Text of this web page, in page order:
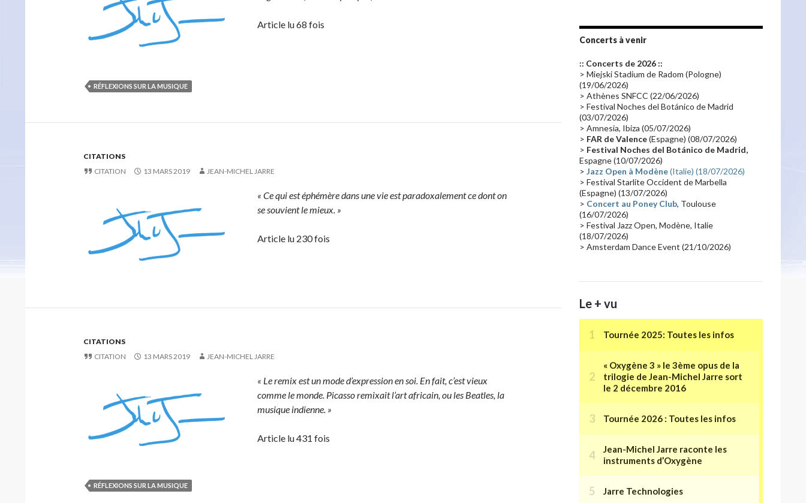
Article lu 68 fois
RÉFLEXIONS SUR LA MUSIQUE
CITATIONS
CITATION
13 MARS 2019 JEAN-MICHEL JARRE
« Ce qui est éphémère dans une vie est paradoxalement ce dont on
se souvient le mieux. »
Article lu 230 fois
CITATIONS
CITATION
13 MARS 2019 JEAN-MICHEL JARRE
« Le remix est un mode d’expression en soi. En fait, c’est vieux
comme le monde. Picasso remixait l’art africain, ou les Beatles, la
musique indienne. »
Article lu 431 fois
RÉFLEXIONS SUR LA MUSIQUE
Promo 2019
Emissions 2010 Disques rares
Synthé 70's(20)
Claviériste(19) Groupe de Recherche Musicale
France 2 (18)
Critique(17) Coffret(17) Chronologie(16)
Passages radio(16)
Synthé 80's(16) Les concerts en Chine (16)
Cinéma(16) Houston
Synthé Roland Belgique
Récompense(14) Collaborations 70's(14)
Astronomie(14) France Inter(14)
Concerts à venir
:: Concerts de 2026 ::
> Miejski Stadium de Radom (Pologne)
(19/06/2026)
> Athènes SNFCC (22/06/2026)
> Festival Noches del Botánico de Madrid
(03/07/2026)
> Amnesia, Ibiza (05/07/2026)
> FAR de Valence(Espagne) (08/07/2026)
> Festival Noches del Botánico de Madrid,
Espagne (10/07/2026)
> Jazz Open à Modène(Italie) (18/07/2026)
> Festival Starlite Occident de Marbella
(Espagne) (13/07/2026)
> Concert au Poney Club, Toulouse
(16/07/2026)
> Festival Jazz Open, Modène, Italie
(18/07/2026)
> Amsterdam Dance Event (21/10/2026)
Le + vu